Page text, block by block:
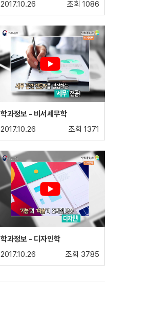
2017.10.26
조회 1086
학과정보 - 비서세무학
2017.10.26
조회 1371
학과정보 - 디자인학
2017.10.26
조회 3785